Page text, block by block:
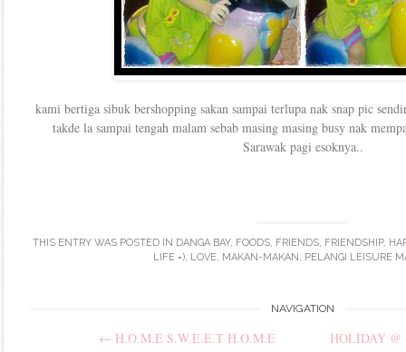
kami bertiga sibuk bershopping sakan sampai terlupa nak snap pic
takde la sampai tengah malam sebab masing masing busy nak
Sarawak pagi esoknya..
THIS ENTRY WAS POSTED IN DANGA BAY, FOODS, FRIENDS, FRIENDSHIP,
LIFE =), LOVE, MAKAN-MAKAN , PELANGI LEISURE
NAVIGATION
← H.O.M.E S.W.E.E.T H.O.M.E HOLIDAY